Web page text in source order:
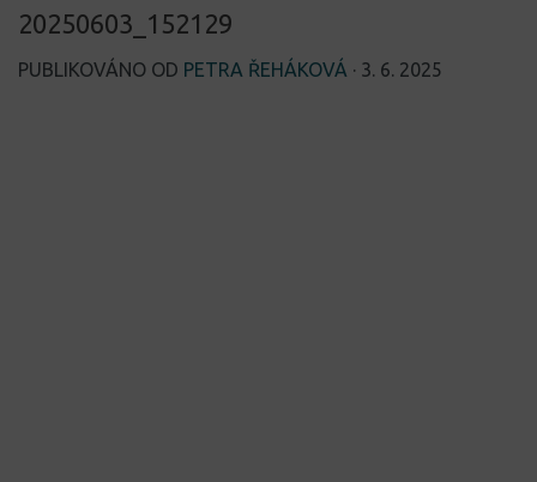
20250603_152129
PUBLIKOVÁNO OD PETRA ŘEHÁKOVÁ · 3. 6. 2025